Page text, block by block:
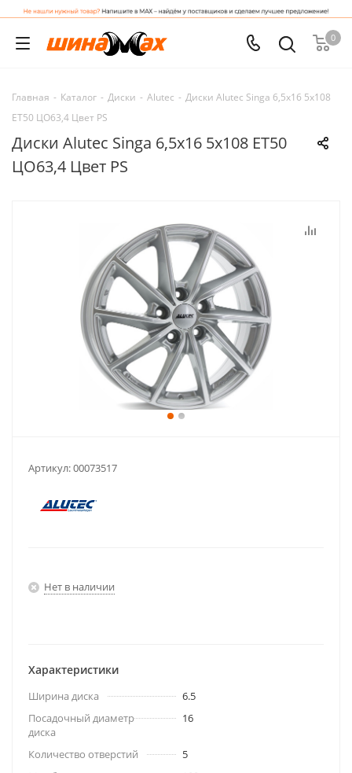
0
Главная - Каталог - Диски - Alutec - Диски Alutec Singa 6,5x16 5x108
ET50 ЦО63,4 Цвет PS
Диски Alutec Singa 6,5x16 5x108 ET50
ЦО63,4 Цвет PS
Артикул:00073517
Нет в наличии
Характеристики
Ширина диска
6.5
Посадочный диаметр
диска
16
Количество отверстий
5